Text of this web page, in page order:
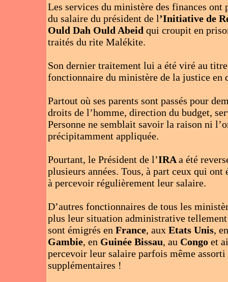
Les services du ministère des finances
du salaire du président de l’Initiative de
Ould Dah Ould Abeid qui croupit en
traités du rite Malékite.
Son dernier traitement lui a été viré au
fonctionnaire du ministère de la justice en
Partout où ses parents sont passés pour
droits de l’homme, direction du budget,
Personne ne semblait savoir la raison ni
précipitamment appliquée.
Pourtant, le Président de l’IRAa été
plusieurs années. Tous, à part ceux qui
à percevoir régulièrement leur salaire.
D’autres fonctionnaires de tous les
plus leur situation administrative
sont émigrés en France, aux Etats Unis,
Gambie, en Guinée Bissau, au Congo et
percevoir leur salaire parfois même
supplémentaires !